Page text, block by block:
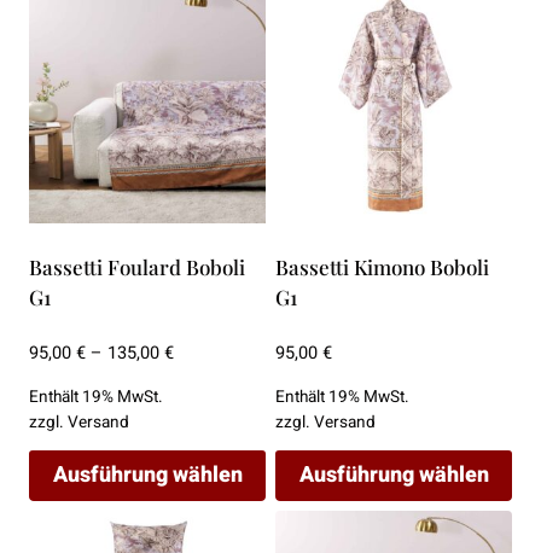
Bassetti Foulard Boboli
G1
95,00€– 135,00€Preisspanne:
Enthält 19% MwSt.
zzgl. Versand
Ausführung wählen
Bassetti Kimono Boboli
G1
95,00€
Enthält 19% MwSt.
zzgl. Versand
Ausführung wählen
Dieses